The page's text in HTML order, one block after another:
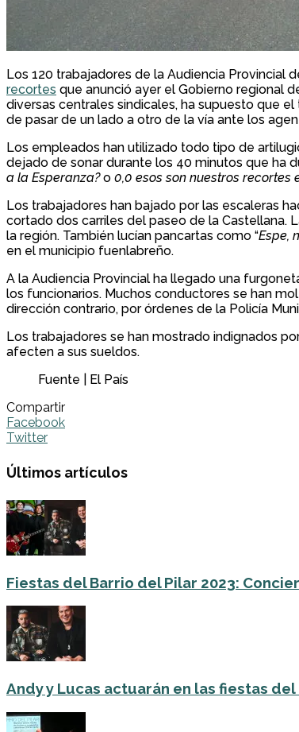
Los 120 trabajadores de la Audiencia Provincial
recortes que anunció ayer el Gobierno regional
diversas centrales sindicales, ha supuesto que
de pasar de un lado a otro de la vía ante los
Los empleados han utilizado todo tipo de
dejado de sonar durante los 40 minutos que ha
a la Esperanza?o 0,0 esos son nuestros recortes
Los trabajadores han bajado por las escaleras
cortado dos carriles del paseo de la Castellana.
la región. También lucían pancartas como “Espe,
en el municipio fuenlabreño.
A la Audiencia Provincial ha llegado una
los funcionarios. Muchos conductores se han
dirección contrario, por órdenes de la Policía
Los trabajadores se han mostrado indignados
afecten a sus sueldos.
Fuente | El País
Compartir
Facebook
Twitter
Últimos artículos
Fiestas del Barrio del Pilar 2023:
Andy y Lucas actuarán en las fiestas del